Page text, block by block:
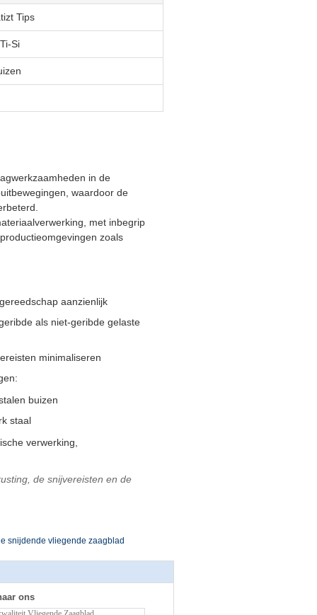
Tips
Si
in de
waardoor de
met inbegrip
zoals
aanzienlijk
als niet-geribde gelaste
minimaliseren
buizen
staal
verwerking,
de snijvereisten en de
snijdende vliegende zaagblad
ons